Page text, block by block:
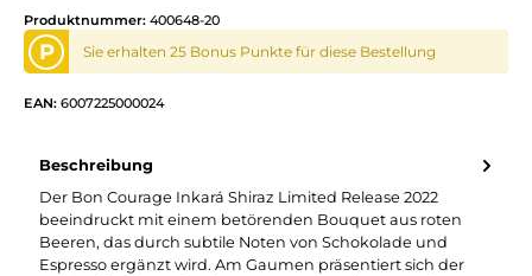
Produktnummer: 400648-20
P Sie erhalten 25 Bonus Punkte für diese Bestellung
EAN: 6007225000024
Beschreibung
Der Bon Courage Inkará Shiraz Limited Release 2022
beeindruckt mit einem betörenden Bouquet aus roten
Beeren, das durch subtile Noten von Schokolade und
Espresso ergänzt wird. Am Gaumen präsentiert sich der